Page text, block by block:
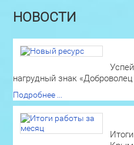
НОВОСТИ
нагрудный знак
Подробнее ...